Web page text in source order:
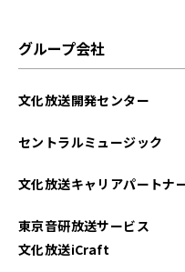
グループ会社
文化放送開発センター
セントラルミュージック
文化放送キャリアパートナ
東京音研放送サービス
文化放送iCraft